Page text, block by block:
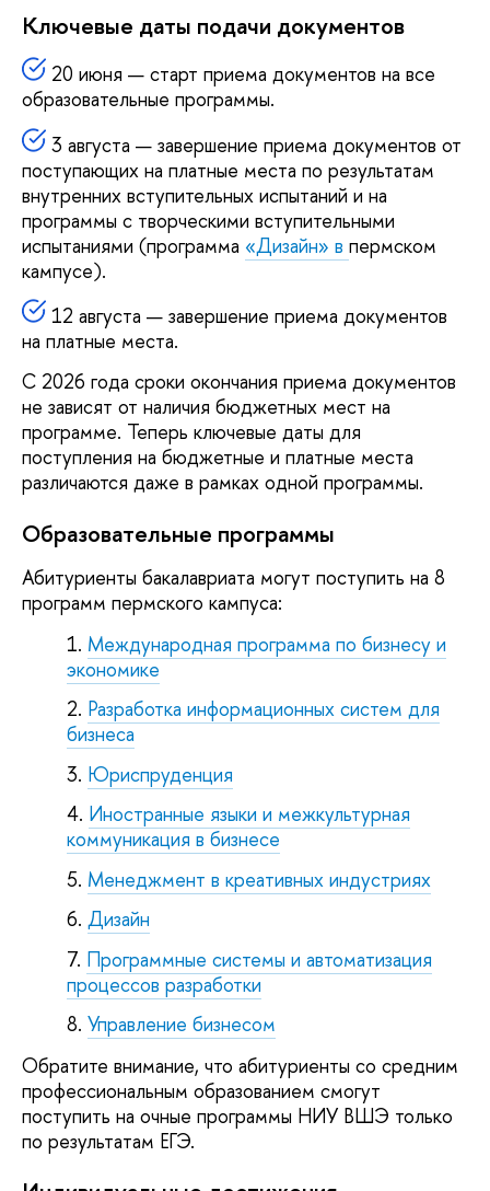
Ключевые даты подачи документов
20 июня — старт приема документов на все
образовательные программы.
3 августа — завершение приема документов от
поступающих на платные места по результатам
внутренних вступительных испытаний и на
программы с творческими вступительными
испытаниями (программа «Дизайн» в пермском
кампусе).
12 августа — завершение приема документов
на платные места.
С 2026 года сроки окончания приема документов
не зависят от наличия бюджетных мест на
программе. Теперь ключевые даты для
поступления на бюджетные и платные места
различаются даже в рамках одной программы.
Образовательные программы
Абитуриенты бакалавриата могут поступить на 8
программ пермского кампуса:
Международная программа по бизнесу и
экономике
Разработка информационных систем для
бизнеса
Юриспруденция
Иностранные языки и межкультурная
коммуникация в бизнесе
Менеджмент в креативных индустриях
Дизайн
Программные системы и автоматизация
процессов разработки
Управление бизнесом
Обратите внимание, что абитуриенты со средним
профессиональным образованием смогут
поступить на очные программы НИУ ВШЭ только
по результатам ЕГЭ.